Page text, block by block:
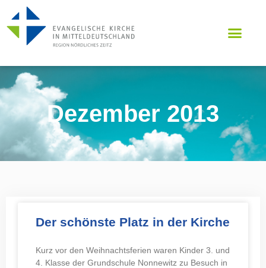
Dezember 2013
Der schönste Platz in der Kirche
Kurz vor den Weihnachtsferien waren Kinder 3. und
4. Klasse der Grundschule Nonnewitz zu Besuch in